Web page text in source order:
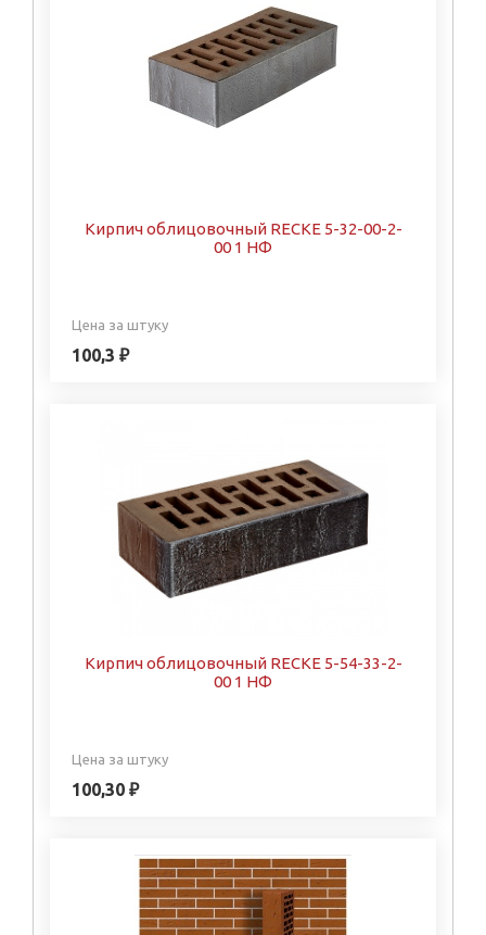
Кирпич облицовочный RECKE 5-32-00-2-
00 1 НФ
Цена за штуку
100,3 ₽
Кирпич облицовочный RECKE 5-54-33-2-
00 1 НФ
Цена за штуку
100,30 ₽